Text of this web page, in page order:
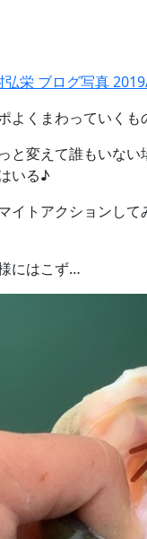
よくまわっていく
と変えて誰もいない
いる♪
イトアクションして
にはこず…